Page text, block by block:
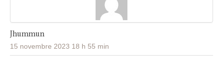
Jhummun
15 novembre 2023 18 h 55 min